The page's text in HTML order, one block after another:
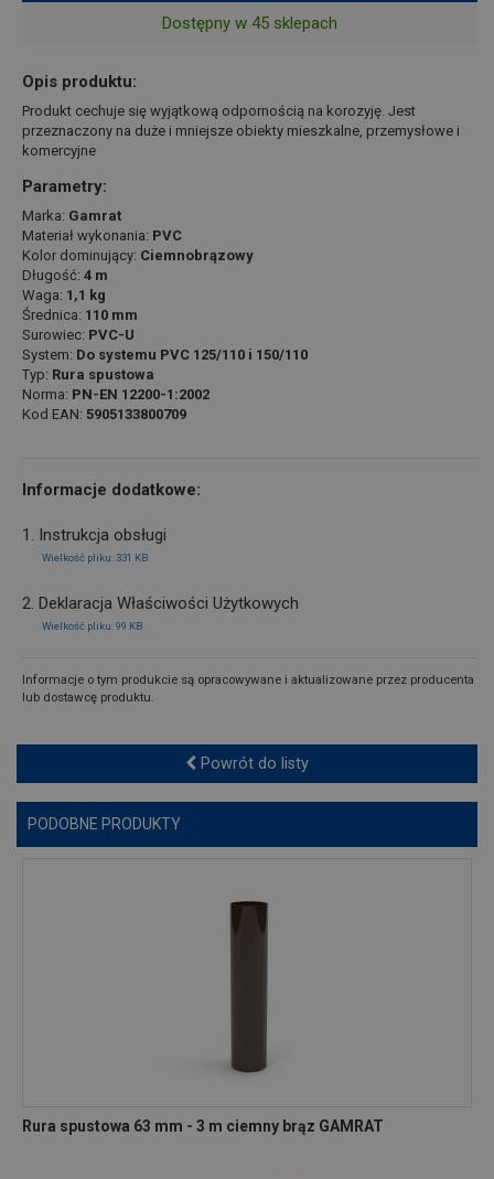
Dostępny w 45 sklepach
Opis produktu:
Produkt cechuje się wyjątkową odpornością na korozyję. Jest
przeznaczony na duże i mniejsze obiekty mieszkalne, przemysłowe i
komercyjne
Parametry:
Marka: Gamrat
Materiał wykonania: PVC
Kolor dominujący: Ciemnobrązowy
Długość: 4 m
Waga: 1,1 kg
Średnica: 110 mm
Surowiec: PVC-U
System: Do systemu PVC 125/110 i 150/110
Typ: Rura spustowa
Norma: PN-EN 12200-1:2002
Kod EAN: 5905133800709
Informacje dodatkowe:
1. Instrukcja obsługi
Wielkość pliku: 331 KB
2. Deklaracja Właściwości Użytkowych
Wielkość pliku: 99 KB
Informacje o tym produkcie są opracowywane i aktualizowane przez producenta
lub dostawcę produktu.
Powrót do listy
PODOBNE PRODUKTY
Rura spustowa 63 mm - 3 m ciemny brąz GAMRAT